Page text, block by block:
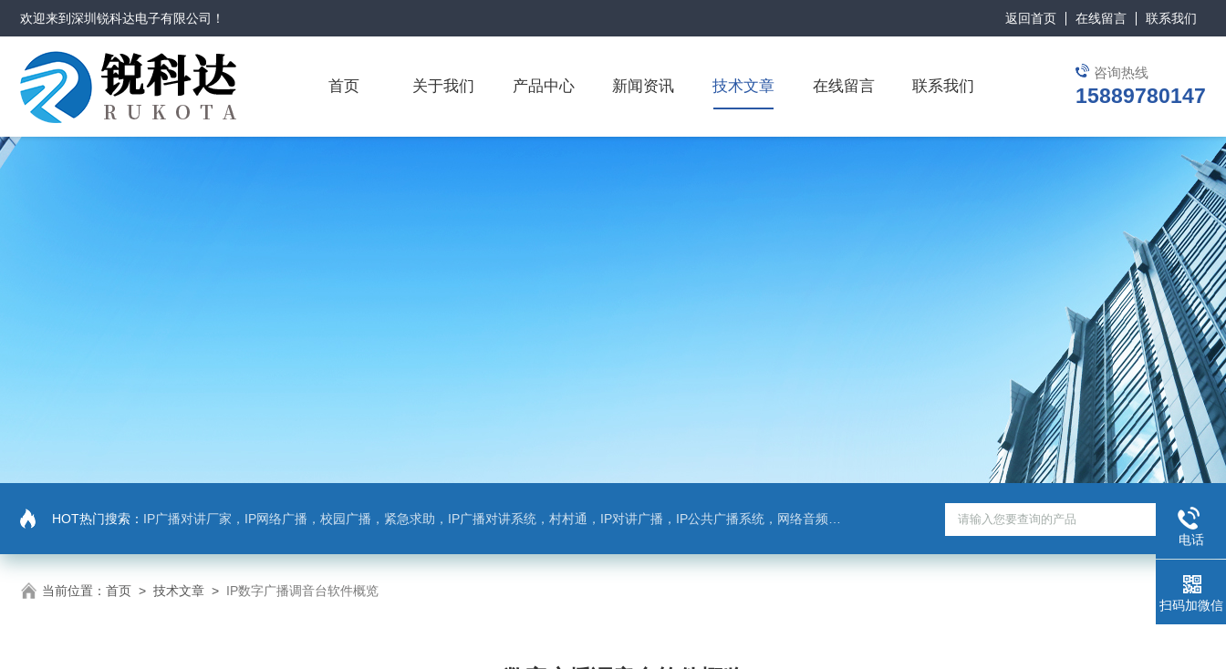
欢迎来到深圳锐科达电子有限公司 ！ 返回首页 在线留言 联系我们
咨询热线
15889780147
首页 关于我们 产品中心 新闻资讯 技术文章 在线留言 联系我们
HOT热门搜索： IP广播对讲厂家，IP网络广播，校园广播，紧急求助，IP广播对讲系统，村村通，IP对讲广播，IP公共广播系统，网络音频模块，银行对讲，背景音乐，网络录播，班班通
当前位置： 首页 > 技术文章 > IP数字广播调音台软件概览
电话
扫码加微信